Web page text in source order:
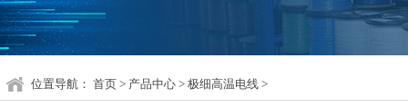
位置导航： 首页 > 产品中心 > 极细高温电线 >